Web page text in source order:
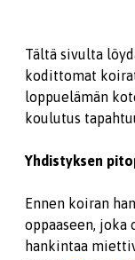
Tältä sivulta
kodittomat
loppuelämän
koulutus
Yhdistyksen
Ennen koiran
oppaaseen,
hankintaa